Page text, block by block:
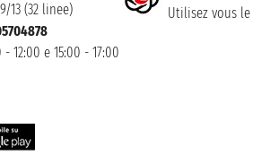
13 (32 linee)
12:00 e 15:00 - 17:00
Utilisez vous